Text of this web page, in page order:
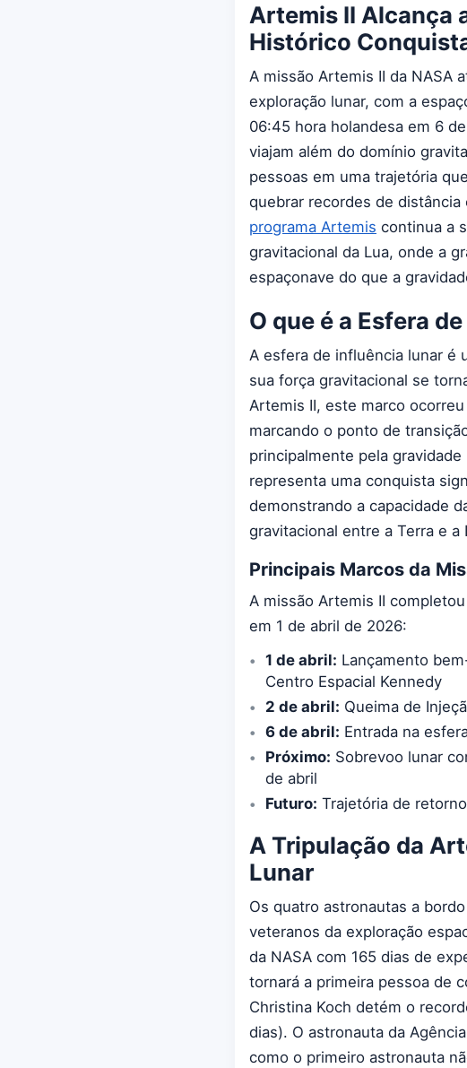
Artemis II Alcança
Histórico
A missão Artemis II da NASA
exploração lunar, com a
06:45 hora holandesa em 6
viajam além do domínio
pessoas em uma trajetória
quebrar recordes de
programa Artemis continua a
gravitacional da Lua, onde a
espaçonave do que a
O que é a Esfera
A esfera de influência lunar é
sua força gravitacional se
Artemis II, este marco
marcando o ponto de
principalmente pela
representa uma conquista
demonstrando a capacidade
gravitacional entre a Terra e a
Principais Marcos da
A missão Artemis II
em 1 de abril de 2026:
1 de abril: Lançamento
Centro Espacial Kennedy
2 de abril: Queima de
6 de abril: Entrada na
Próximo: Sobrevoo lunar
de abril
Futuro: Trajetória de
A Tripulação da
Lunar
Os quatro astronautas a
veteranos da exploração
da NASA com 165 dias de
tornará a primeira pessoa de
Christina Koch detém o
dias). O astronauta da
como o primeiro astronauta